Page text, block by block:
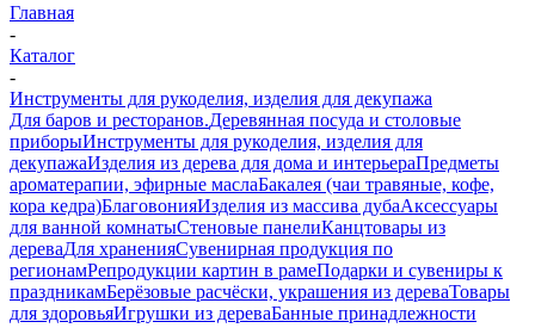
Главная
-
Каталог
-
Инструменты для рукоделия, изделия для декупажа
Для баров и ресторанов.Деревянная посуда и столовые
приборыИнструменты для рукоделия, изделия для
декупажаИзделия из дерева для дома и интерьераПредметы
ароматерапии, эфирные маслаБакалея (чаи травяные, кофе,
кора кедра)БлаговонияИзделия из массива дубаАксессуары
для ванной комнатыСтеновые панелиКанцтовары из
дереваДля храненияСувенирная продукция по
регионамРепродукции картин в рамеПодарки и сувениры к
праздникамБерёзовые расчёски, украшения из дереваТовары
для здоровьяИгрушки из дереваБанные принадлежности